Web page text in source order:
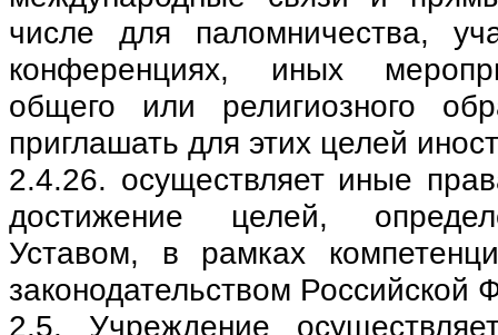
числе для паломничества,
конференциях, иных
общего или религиозного
приглашать для этих целей
2.4.26. осуществляет иные
достижение целей,
Уставом, в рамках
законодательством Российской
2.5. Учреждение